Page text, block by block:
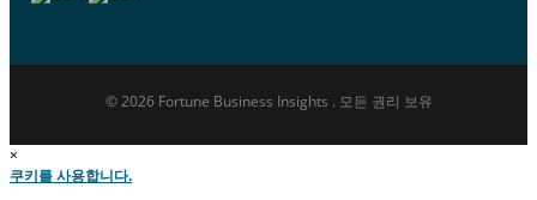
© 2026 Fortune Business Insights . 모든 권리 보유
×
쿠키를 사용합니다.